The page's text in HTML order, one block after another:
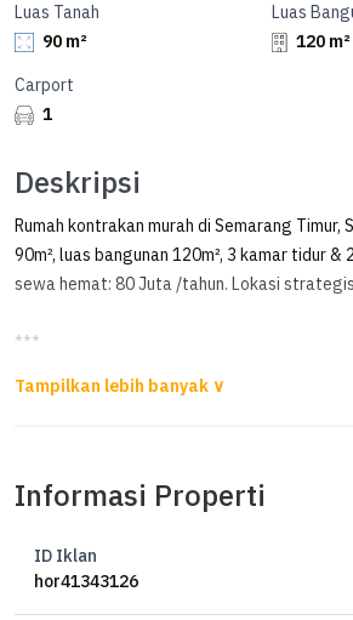
Luas Tanah
90 m²
Luas
120 m²
Carport
1
Deskripsi
Rumah kontrakan murah di Semarang Timur,
90m², luas bangunan 120m², 3 kamar tidur &
sewa hemat: 80 Juta /tahun. Lokasi
***
Lingkungan nyaman dan tenang
Tinggal Bawa Koper !!
Informasi Properti
ID Iklan
hor41343126